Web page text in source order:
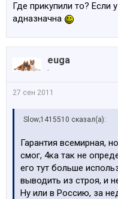
Где прикупили то? Если
адназначна
euga
-
27 сен 2011
Slow;1415510 сказал(а):
Гарантия всемирная,
смог, 4ка так не
его тут больше
выводить из строя, и
Ну или в Россию, за